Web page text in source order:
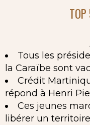
Tous les
la Caraïbe sont
Crédit
répond à Henri
Ces jeunes
libérer un